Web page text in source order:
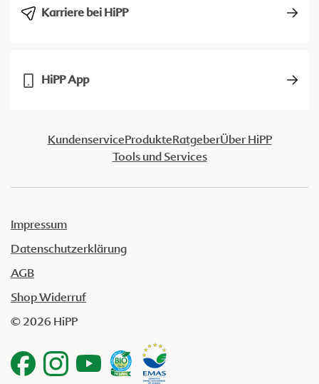
Karriere bei HiPP
HiPP App
KundenserviceProdukteRatgeberÜber HiPP
Tools und Services
Impressum
Datenschutzerklärung
AGB
Shop Widerruf
© 2026 HiPP